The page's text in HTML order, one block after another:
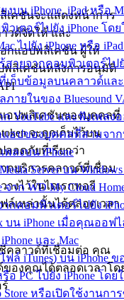
บน iPhone, iPad หรือ
เตอร์ไปยัง iPhone โด
ไปยัง iPhone หรือ
ายจากคอมพิวเตอร์ไปยั
ก็บข้อมูลบนคลาวด์และเ
ยในของ Bluesound
YouTube และฟังเพลง
แอปของบุคคลที่สามจา
ลงบน iPhone
Server บน
จาก WD My Cloud
กคอมพิวเตอร์ไปยัง
บน iPhone เมื่อคุณออฟ
และ Mac
ฟล์ iTunes) บน iPhone
อ PC ไปยัง iPhone โดย
Store หรือเปิดใช้งานก
คชันจะแสดงหน้าการ
วด์จัดให้ และ
กแอปพลิเคชัน ผู้ให้
ปพลิเคชันหลังการอนุมัติ
อปพลิเคชันของบุคคลที่
จะถูกเก็บไว้บน
อดภัยที่เรียกว่า
กบริการคลาวด์ที่เชื่อม
งไว้ในไดเรกทอรี
ล์เหล่านั้นได้ตลอดเวลา
คลาวด์ที่เชื่อมต่อ คุณ
องคุณได้ตลอดเวลาโด